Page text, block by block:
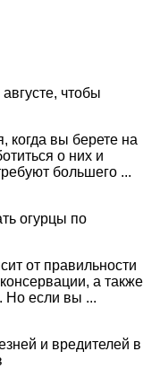
чтобы
когда вы берете на
о них и
большего ...
огурцы по
от правильности
а также
Но если вы ...
и вредителей в